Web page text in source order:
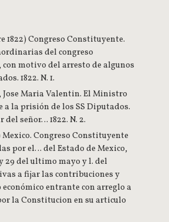
1822) Congreso Constituyente.
del congreso
motivo del arresto de algunos
1822. N. 1.
Jose Maria Valentin. El Ministro
a la prisión de los SS Diputados.
señor… 1822. N. 2.
Congreso Constituyente
por el… del Estado de Mexico,
29 del ultimo mayo y l. del
a fijar las contribuciones y
entrante con arreglo a
la Constitucion en su articulo